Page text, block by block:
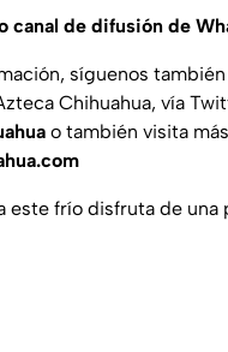
canal de difusión de
síguenos
Chihuahua, vía
o también visita
este frío disfruta de